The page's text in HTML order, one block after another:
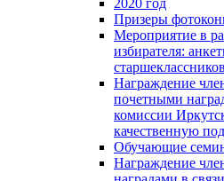
2020 год
Призеры
Мероприятие в
избирателя:
старшеклассников
Награждение
почетными
комиссии
качественную
Обучающие
Награждение